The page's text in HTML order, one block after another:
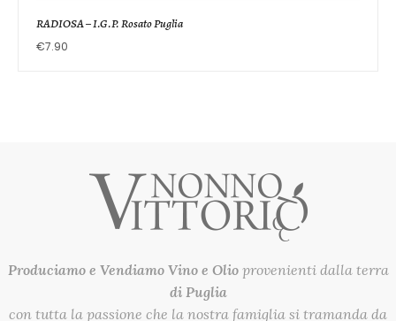
RADIOSA – I.G.P. Rosato Puglia
€7.90
Produciamo e Vendiamo Vino e Olioprovenienti dalla terra
di Puglia
con tutta la passione che la nostra famiglia si tramanda da